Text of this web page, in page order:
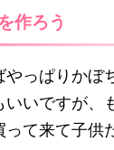
作ろう
っぱりかぼ
いですが、
て来て子供